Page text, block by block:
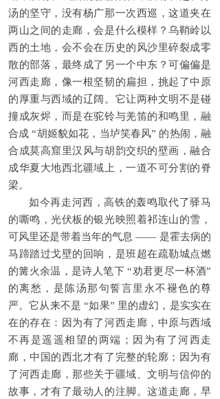
汤的坚守，没有杨广那一次西巡，这道夹在
两山之间的走廊，会是什么模样？乌鞘岭以
西的土地，会不会在历史的风沙里碎裂成零
散的部落，最终成了另一个中东？可偏偏是
河西走廊，像一根坚韧的扁担，挑起了中原
的厚重与西域的辽阔。它让两种文明不是碰
撞成灰烬，而是在驼铃与羌笛的和鸣里，融
合成 “胡姬貌如花，当垆笑春风” 的热闹，融
合成莫高窟里汉风与胡韵交织的壁画，融合
成华夏大地西北疆域上，一道不可分割的脊
梁。
如今再走河西，高铁的轰鸣取代了驿马
的嘶鸣，光伏板的银光映照着祁连山的雪，
可风里还是带着当年的气息 —— 是霍去病的
马蹄踏过戈壁的回响，是班超在疏勒城点燃
的篝火余温，是诗人笔下 “劝君更尽一杯酒”
的离愁，是陈汤那句誓言里永不褪色的尊
严。它从来不是 “如果” 里的虚幻，是实实在
在的存在：因为有了河西走廊，中原与西域
不再是遥遥相望的两端；因为有了河西走
廊，中国的西北才有了完整的轮廓；因为有
了河西走廊，那些关于疆域、文明与信仰的
故事，才有了最动人的注脚。这道走廊，早